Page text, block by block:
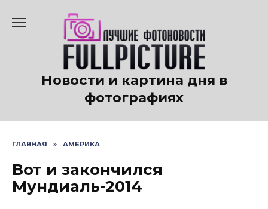
содержанию
Новости и картина дня в
фотографиях
ГЛАВНАЯ » АМЕРИКА
Вот и закончился
Мундиаль-2014